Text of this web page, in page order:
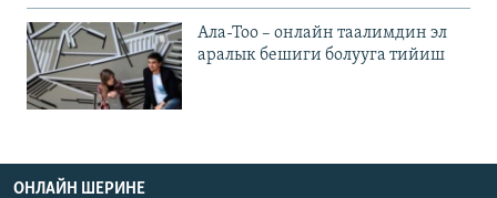
Ала-Тоо – онлайн таалимдин эл
аралык бешиги болууга тийиш
ОНЛАЙН ШЕРИНЕ